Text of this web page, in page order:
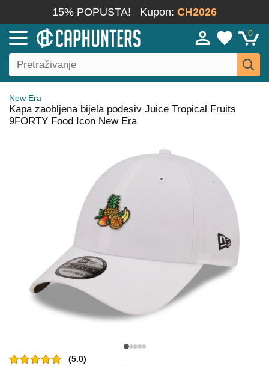
15% POPUSTA! Kupon: CH2026
0
New Era
Kapa zaobljena bijela podesiv Juice Tropical Fruits
9FORTY Food Icon New Era
(5.0)